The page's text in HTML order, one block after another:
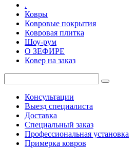
.
Ковры
Ковровые покрытия
Ковровая плитка
Шоу-рум
О ЗЕФИРЕ
Ковер на заказ
Консультации
Выезд специалиста
Доставка
Специальный заказ
Профессиональная установка
Примерка ковров